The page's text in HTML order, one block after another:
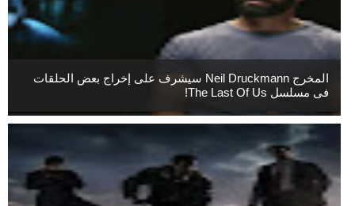
المخرج Neil Druckmann سيشرف على إخراج بعض الحلقات
فى مسلسل The Last Of Us!